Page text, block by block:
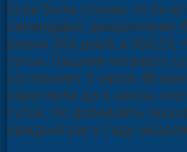
Если быть точнее, то по
календарю, введенному
ровно 365 дней, а 365,25,
суток. Лишняя четверть
составляет 5 часов 48
округлили до 6 часов,
суток. Но добавлять
каждый раз к году